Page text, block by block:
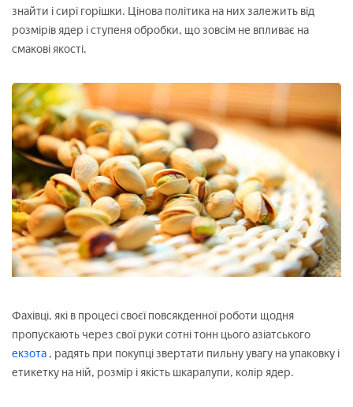
знайти і сирі горішки. Цінова політика на них залежить від
розмірів ядер і ступеня обробки, що зовсім не впливає на
смакові якості.
Фахівці, які в процесі своєї повсякденної роботи щодня
пропускають через свої руки сотні тонн цього азіатського
екзота , радять при покупці звертати пильну увагу на упаковку і
етикетку на ній, розмір і якість шкаралупи, колір ядер.